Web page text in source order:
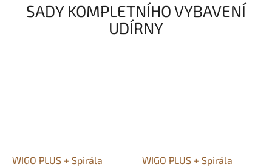
SADY KOMPLETNÍHO VYBAVENÍ
UDÍRNY
WIGO PLUS + Spirála
WIGO PLUS + Spirála